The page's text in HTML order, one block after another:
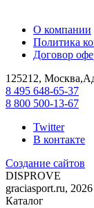
О компании
Политика
Договор
125212,
8 495 648-65-37
8 800 500-13-67
Twitter
В контакте
Создание сайтов
DISPROVE
graciasport.ru, 2026
Каталог